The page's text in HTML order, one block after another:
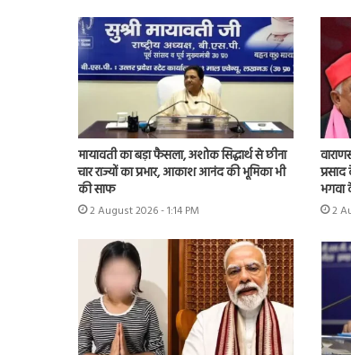
मायावती का बड़ा फैसला, अशोक सिद्धार्थ से छीना
चार राज्यों का प्रभार, आकाश आनंद की भूमिका भी
की साफ
2 August 2026 - 1:14 PM
भगवा
2